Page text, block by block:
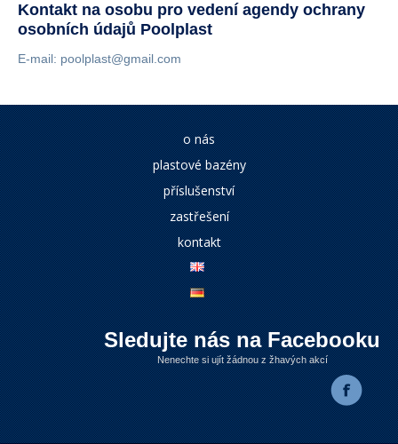
Kontakt na osobu pro vedení agendy ochrany
osobních údajů Poolplast
E-mail: poolplast@gmail.com
o nás
plastové bazény
příslušenství
zastřešení
kontakt
Sledujte nás na Facebooku
Nenechte si ujít žádnou z žhavých akcí